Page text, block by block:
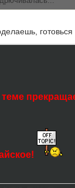
готовься